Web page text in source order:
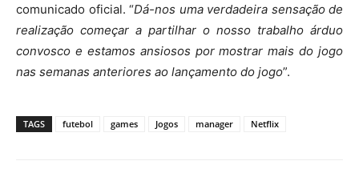
comunicado oficial. “Dá-nos uma verdadeira sensação de
realização começar a partilhar o nosso trabalho árduo
convosco e estamos ansiosos por mostrar mais do jogo
nas semanas anteriores ao lançamento do jogo”.
TAGS futebol games Jogos manager Netflix